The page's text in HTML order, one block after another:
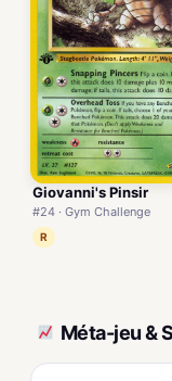
Giovanni's Pinsir
#24 · Gym Challenge
R
Méta-jeu &